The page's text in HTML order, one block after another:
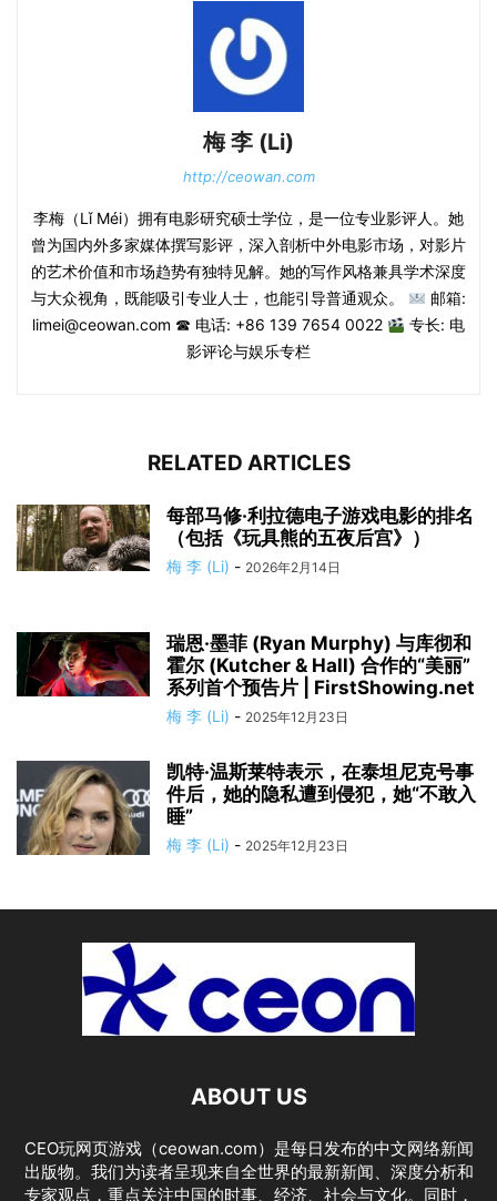
梅 李 (Li)
http://ceowan.com
李梅（Lǐ Méi）拥有电影研究硕士学位，是一位专业影评人。她
曾为国内外多家媒体撰写影评，深入剖析中外电影市场，对影片
的艺术价值和市场趋势有独特见解。她的写作风格兼具学术深度
与大众视角，既能吸引专业人士，也能引导普通观众。
邮箱:
limei@ceowan.com ☎ 电话: +86 139 7654 0022
专长: 电
影评论与娱乐专栏
RELATED ARTICLES
每部马修·利拉德电子游戏电影的排名
（包括《玩具熊的五夜后宫》）
梅 李 (Li) - 2026年2月14日
瑞恩·墨菲 (Ryan Murphy) 与库彻和
霍尔 (Kutcher & Hall) 合作的“美丽”
系列首个预告片 | FirstShowing.net
梅 李 (Li) - 2025年12月23日
凯特·温斯莱特表示，在泰坦尼克号事
件后，她的隐私遭到侵犯，她“不敢入
睡”
梅 李 (Li) - 2025年12月23日
ABOUT US
CEO玩网页游戏（ceowan.com）是每日发布的中文网络新闻
出版物。我们为读者呈现来自全世界的最新新闻、深度分析和
专家观点，重点关注中国的时事、经济、社会与文化。同时，